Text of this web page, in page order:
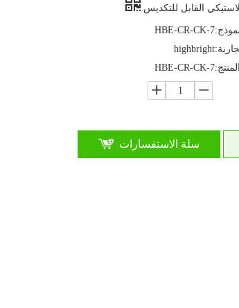
القابل للتكديس
HBE-CR-CK-7
highbright
HBE-CR-CK-7
سلة الاستفسارات